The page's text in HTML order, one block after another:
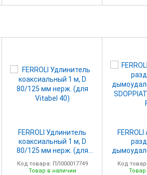
FERROLI Удлинитель
коаксиальный 1 м, D
80/125 мм нерж. (для
Vitabel 40)
Код товара: ПЛ000017749
Товар в наличии
Код